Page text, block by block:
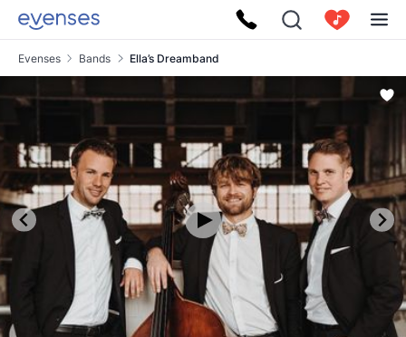
Evenses Bands Ella’s Dreamband